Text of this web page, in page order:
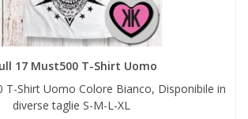
17 Must500 T-Shirt Uomo
T-Shirt Uomo Colore Bianco, Disponibile in
diverse taglie S-M-L-XL